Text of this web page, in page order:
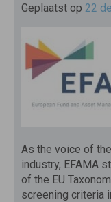
Geplaatst op 22
As the voice of
industry, EFAMA
of the EU
screening criteria